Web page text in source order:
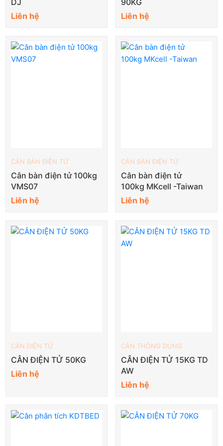
DJ
Liên hệ
90KG
Liên hệ
CÂN BÀN ĐIỆN TỬ
Cân bàn điện tử 100kg
VMS07
Liên hệ
CÂN BÀN ĐIỆN TỬ
Cân bàn điện tử
100kg MKcell -Taiwan
Liên hệ
CÂN ĐIỆN TỬ
CÂN ĐIỆN TỬ 50KG
Liên hệ
CÂN THÔNG DỤNG
CÂN ĐIỆN TỬ 15KG TD
AW
Liên hệ